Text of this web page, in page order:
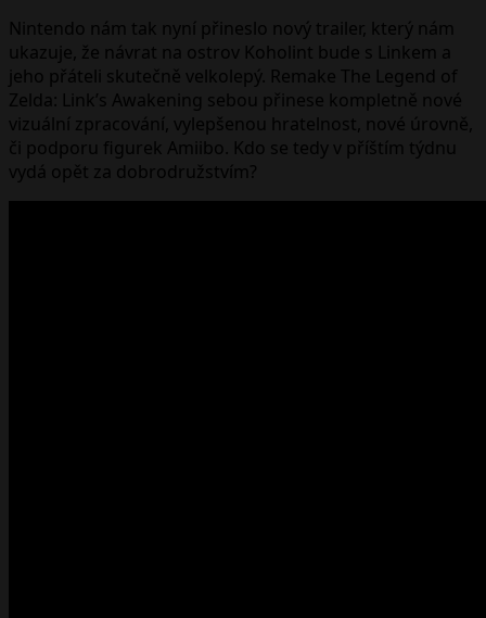
Nintendo nám tak nyní přineslo nový trailer, který nám
ukazuje, že návrat na ostrov Koholint bude s Linkem a
jeho přáteli skutečně velkolepý. Remake The Legend of
Zelda: Link’s Awakening sebou přinese kompletně nové
vizuální zpracování, vylepšenou hratelnost, nové úrovně,
či podporu figurek Amiibo. Kdo se tedy v příštím týdnu
vydá opět za dobrodružstvím?